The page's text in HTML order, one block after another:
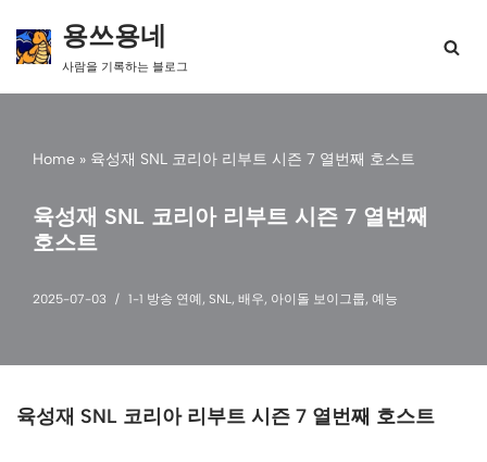
콘
용쓰용네
사람을 기록하는 블로그
Home » 육성재 SNL 코리아 리부트 시즌 7 열번째 호스트
육성재 SNL 코리아 리부트 시즌 7 열번째
호스트
2025-07-03 1-1 방송 연예 , SNL, 배우, 아이돌 보이그룹, 예능
육성재 SNL 코리아 리부트 시즌 7 열번째 호스트